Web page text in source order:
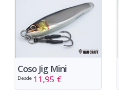
Coso Jig Mini
Desde 11,95 €